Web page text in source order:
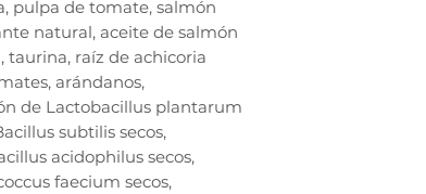
pulpa de tomate, salmón
natural, aceite de salmón
taurina, raíz de achicoria
arándanos,
de Lactobacillus plantarum
subtilis secos,
acidophilus secos,
faecium secos,